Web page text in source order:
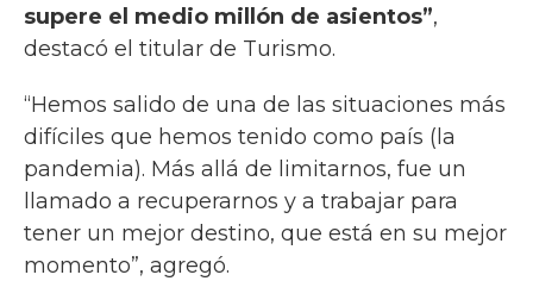
supere el medio millón de asientos”,
destacó el titular de Turismo.
“Hemos salido de una de las situaciones más
difíciles que hemos tenido como país (la
pandemia). Más allá de limitarnos, fue un
llamado a recuperarnos y a trabajar para
tener un mejor destino, que está en su mejor
momento”, agregó.